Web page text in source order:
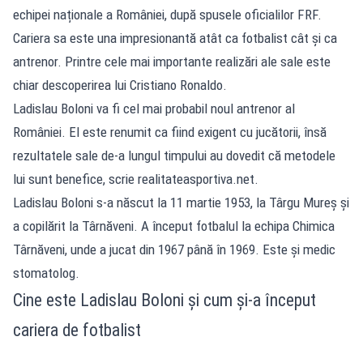
echipei naționale a României, după spusele oficialilor FRF.
Cariera sa este una impresionantă atât ca fotbalist cât și ca
antrenor. Printre cele mai importante realizări ale sale este
chiar descoperirea lui Cristiano Ronaldo.
Ladislau Boloni va fi cel mai probabil noul antrenor al
României. El este renumit ca fiind exigent cu jucătorii, însă
rezultatele sale de-a lungul timpului au dovedit că metodele
lui sunt benefice, scrie realitateasportiva.net.
Ladislau Boloni s-a născut la 11 martie 1953, la Târgu Mureş şi
a copilărit la Târnăveni. A început fotbalul la echipa Chimica
Târnăveni, unde a jucat din 1967 până în 1969. Este şi medic
stomatolog.
Cine este Ladislau Boloni și cum și-a început
cariera de fotbalist